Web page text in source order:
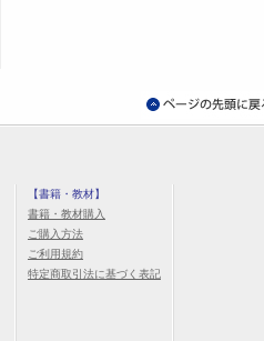
【書籍・教材】
書籍・教材購入
ご購入方法
ご利用規約
特定商取引法に基づく表記